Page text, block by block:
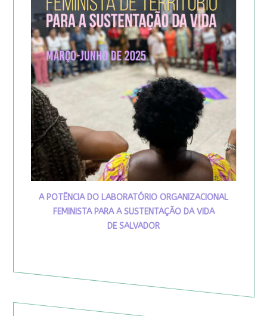
A POTÊNCIA DO LABORATÓRIO ORGANIZACIONAL
FEMINISTA PARA A SUSTENTAÇÃO DA VIDA
DE SALVADOR